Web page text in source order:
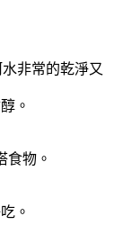
非常的乾淨又
。
食物。
。